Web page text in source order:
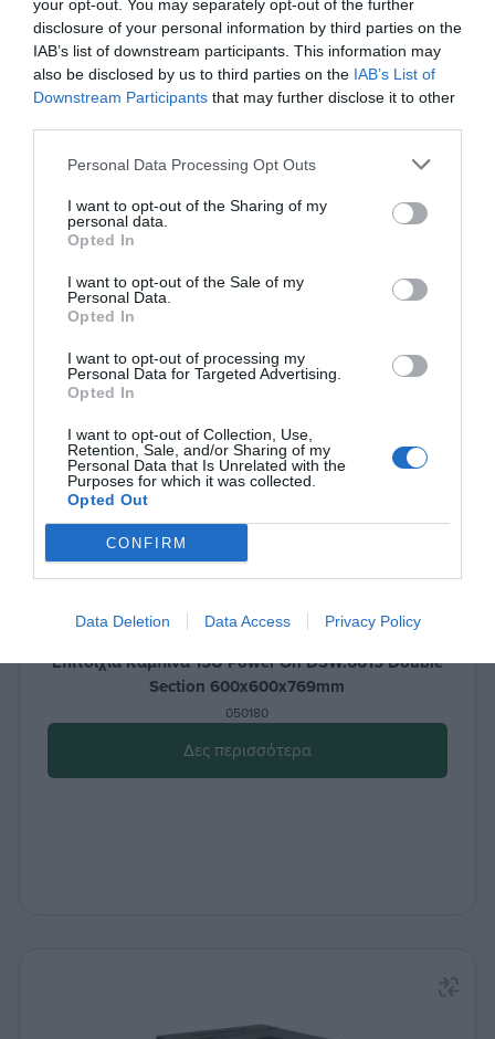
your opt-out. You may separately opt-out of the further
disclosure of your personal information by third parties on the
IAB’s list of downstream participants. This information may
also be disclosed by us to third parties on the IAB’s List of
Downstream Participants that may further disclose it to other
Personal Data Processing Opt Outs
I want to opt-out of the Sharing of my
personal data.
Opted In
I want to opt-out of the Sale of my
Personal Data.
Opted In
I want to opt-out of processing my
Personal Data for Targeted Advertising.
Opted In
I want to opt-out of Collection, Use,
Retention, Sale, and/or Sharing of my
Personal Data that Is Unrelated with the
Purposes for which it was collected.
Opted Out
CONFIRM
Data Deletion Data Access Privacy Policy
Επιτοίχια/Επιδαπέδια Καμπίνα 18U Power On
W.6618 600x600x901mm
050189
Δες περισσότερα
Επιτοίχια Καμπίνα 15U Power On DSW.6615 Double
Section 600x600x769mm
050180
Δες περισσότερα